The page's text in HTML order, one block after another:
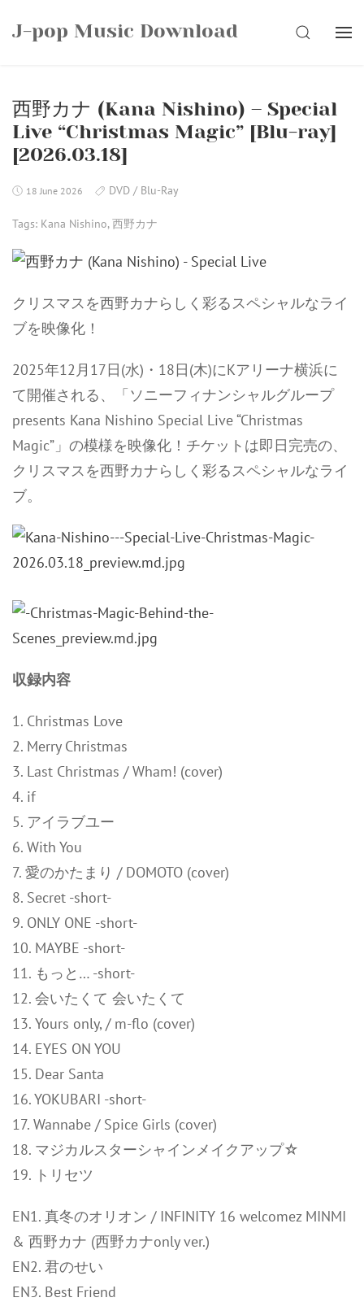
J-pop Music Download SEARCH
西野カナ (Kana Nishino) – Special
Live “Christmas Magic” [Blu-ray]
[2026.03.18]
18 June 2026 DVD / Blu-Ray
Tags: Kana Nishino,西野カナ
クリスマスを西野カナらしく彩るスペシャルなライ
ブを映像化！
2025年12月17日(水)・18日(木)にKアリーナ横浜に
て開催される、「ソニーフィナンシャルグループ
presents Kana Nishino Special Live “Christmas
Magic”」の模様を映像化！チケットは即日完売の、
クリスマスを西野カナらしく彩るスペシャルなライ
ブ。
収録内容
1. Christmas Love
2. Merry Christmas
3. Last Christmas / Wham! (cover)
4. if
5. アイラブユー
6. With You
7. 愛のかたまり / DOMOTO (cover)
8. Secret -short-
9. ONLY ONE -short-
10. MAYBE -short-
11. もっと… -short-
12. 会いたくて 会いたくて
13. Yours only, / m-flo (cover)
14. EYES ON YOU
15. Dear Santa
16. YOKUBARI -short-
17. Wannabe / Spice Girls (cover)
18. マジカルスターシャインメイクアップ☆
19. トリセツ
EN1. 真冬のオリオン / INFINITY 16 welcomez MINMI
& 西野カナ (西野カナonly ver.)
EN2. 君のせい
EN3. Best Friend